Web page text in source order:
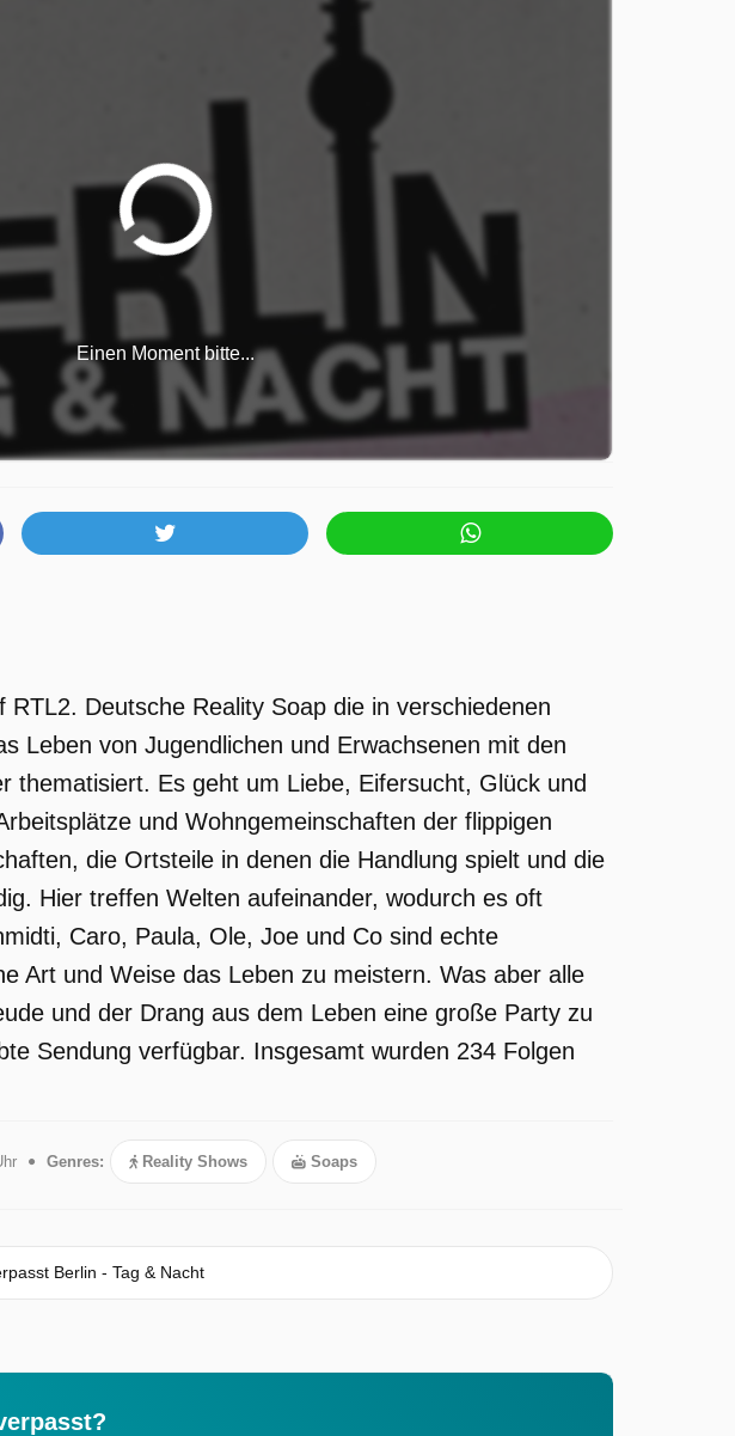
Einen Moment bitte...
Deutsche Reality Soap die in verschiedenen
Leben von Jugendlichen und Erwachsenen mit den
thematisiert. Es geht um Liebe, Eifersucht, Glück und
und Wohngemeinschaften der flippigen
die Ortsteile in denen die Handlung spielt und die
Hier treffen Welten aufeinander, wodurch es oft
Caro, Paula, Ole, Joe und Co sind echte
Art und Weise das Leben zu meistern. Was aber alle
und der Drang aus dem Leben eine große Party zu
Sendung verfügbar. Insgesamt wurden 234 Folgen
Genres: Reality Shows Soaps
Berlin - Tag & Nacht